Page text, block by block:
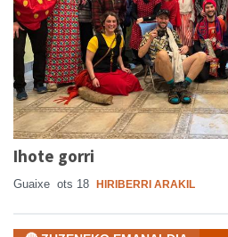
Ihote gorri
Guaixe ots 18 HIRIBERRI ARAKIL